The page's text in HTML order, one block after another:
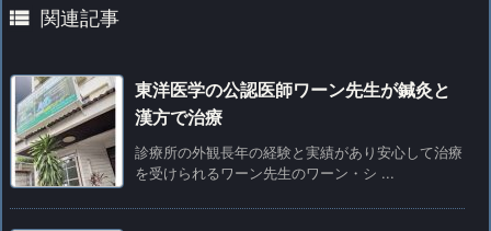
 関連記事
東洋医学の公認医師ワーン先生が鍼灸と
漢方で治療
診療所の外観長年の経験と実績があり安心して治療
を受けられるワーン先生のワーン・シ ...